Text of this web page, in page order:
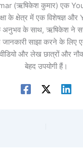
(ऋषिकेश कुमार) एक
के क्षेत्र में एक विशेषज्ञ
अनुभव के साथ, ऋषिकेश ने
साझा करने के लिए
और लेख छात्रों और
बेहद उपयोगी हैं।